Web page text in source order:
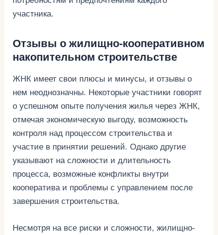
участника.
Отзывы о жилищно-кооперативном
накопительном строительстве
ЖНК имеет свои плюсы и минусы, и отзывы о
нем неоднозначны. Некоторые участники говорят
о успешном опыте получения жилья через ЖНК,
отмечая экономическую выгоду, возможность
контроля над процессом строительства и
участие в принятии решений. Однако другие
указывают на сложности и длительность
процесса, возможные конфликты внутри
кооператива и проблемы с управлением после
завершения строительства.
Несмотря на все риски и сложности, жилищно-